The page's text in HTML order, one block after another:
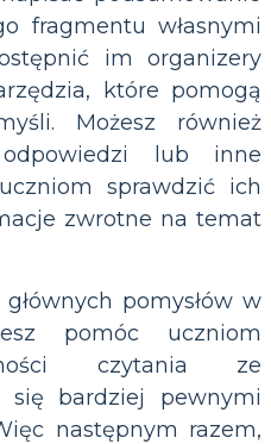
fragmentu własnymi
im organizery
które pomogą
Możesz również
lub inne
sprawdzić ich
zwrotne na temat
pomysłów w
pomóc uczniom
czytania ze
bardziej pewnymi
następnym razem,